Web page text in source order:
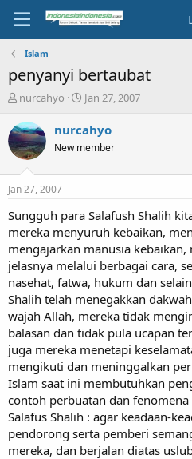
Islam
penyanyi bertaubat
T
r
e
a
t
a
t
e
r
nurcahyo
S
a
t
e
Jan 27, 2007
nurcahyo
New member
Jan 27, 2007
Sungguh para Salafush Shalih
mereka menyuruh kebaikan,
mengajarkan manusia kebaikan,
jelasnya melalui berbagai cara,
nasehat, fatwa, hukum dan
Shalih telah menegakkan
wajah Allah, mereka tidak
balasan dan tidak pula ucapan
juga mereka menetapi
mengikuti dan meninggalkan
Islam saat ini membutuhkan
contoh perbuatan dan
Salafus Shalih : agar keadaan-
pendorong serta pemberi
mereka, dan berjalan diatas